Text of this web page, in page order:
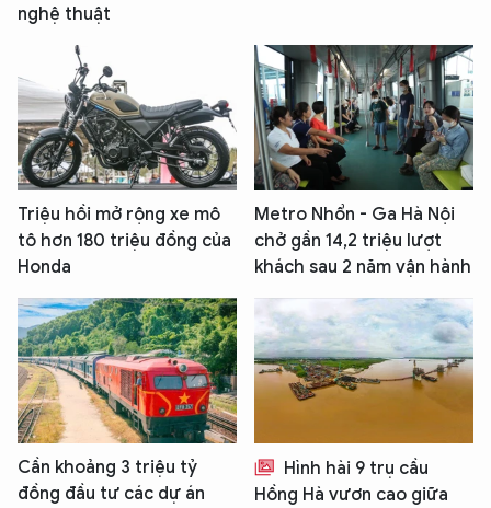
nghệ thuật
Triệu hồi mở rộng xe mô
tô hơn 180 triệu đồng của
Honda
Metro Nhổn - Ga Hà Nội
chở gần 14,2 triệu lượt
khách sau 2 năm vận hành
Cần khoảng 3 triệu tỷ
đồng đầu tư các dự án
Hình hài 9 trụ cầu
Hồng Hà vươn cao giữa